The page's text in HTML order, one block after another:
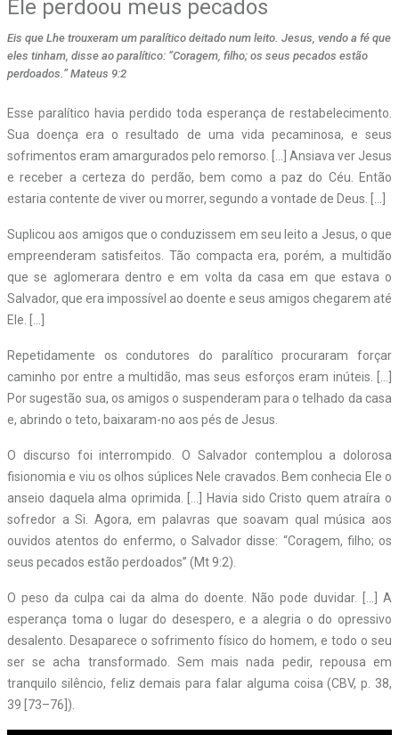
Ele perdoou meus pecados
Eis que Lhe trouxeram um paralítico deitado num leito. Jesus, vendo a fé que
eles tinham, disse ao paralítico: “Coragem, filho; os seus pecados estão
perdoados.” Mateus 9:2
Esse paralítico havia perdido toda esperança de restabelecimento.
Sua doença era o resultado de uma vida pecaminosa, e seus
sofrimentos eram amargurados pelo remorso. […] Ansiava ver Jesus
e receber a certeza do perdão, bem como a paz do Céu. Então
estaria contente de viver ou morrer, segundo a vontade de Deus. […]
Suplicou aos amigos que o conduzissem em seu leito a Jesus, o que
empreenderam satisfeitos. Tão compacta era, porém, a multidão
que se aglomerara dentro e em volta da casa em que estava o
Salvador, que era impossível ao doente e seus amigos chegarem até
Ele. […]
Repetidamente os condutores do paralítico procuraram forçar
caminho por entre a multidão, mas seus esforços eram inúteis. […]
Por sugestão sua, os amigos o suspenderam para o telhado da casa
e, abrindo o teto, baixaram-no aos pés de Jesus.
O discurso foi interrompido. O Salvador contemplou a dolorosa
fisionomia e viu os olhos súplices Nele cravados. Bem conhecia Ele o
anseio daquela alma oprimida. […] Havia sido Cristo quem atraíra o
sofredor a Si. Agora, em palavras que soavam qual música aos
ouvidos atentos do enfermo, o Salvador disse: “Coragem, filho; os
seus pecados estão perdoados” (Mt 9:2).
O peso da culpa cai da alma do doente. Não pode duvidar. […] A
esperança toma o lugar do desespero, e a alegria o do opressivo
desalento. Desaparece o sofrimento físico do homem, e todo o seu
ser se acha transformado. Sem mais nada pedir, repousa em
tranquilo silêncio, feliz demais para falar alguma coisa (CBV, p. 38,
39 [73–76]).